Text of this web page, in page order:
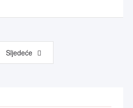
Sljedeće